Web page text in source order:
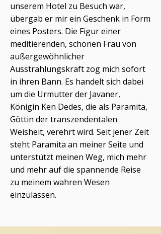
unserem Hotel zu Besuch war,
übergab er mir ein Geschenk in Form
eines Posters. Die Figur einer
meditierenden, schönen Frau von
außergewöhnlicher
Ausstrahlungskraft zog mich sofort
in ihren Bann. Es handelt sich dabei
um die Urmutter der Javaner,
Königin Ken Dedes, die als Paramita,
Göttin der transzendentalen
Weisheit, verehrt wird. Seit jener Zeit
steht Paramita an meiner Seite und
unterstützt meinen Weg, mich mehr
und mehr auf die spannende Reise
zu meinem wahren Wesen
einzulassen.